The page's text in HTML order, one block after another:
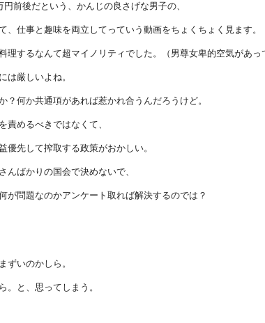
前後だという、かんじの良さげな男子の、
、仕事と趣味を両立してっていう動画をちょくちょく見ます。
理するなんて超マイノリティでした。（男尊女卑的空気があっ
は厳しいよね。
？何か共通項があれば惹かれ合うんだろうけど。
責めるべきではなくて、
優先して搾取する政策がおかしい。
んばかりの国会で決めないで、
が問題なのかアンケート取れば解決するのでは？
ずいのかしら。
。と、思ってしまう。